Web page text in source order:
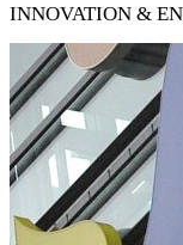
INNOVATION &